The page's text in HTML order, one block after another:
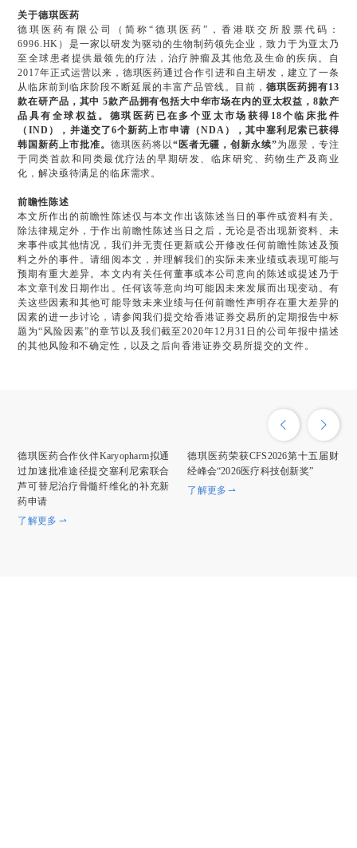
关于德琪医药
德琪医药有限公司（简称“德琪医药”，香港联交所股票代码：
6996.HK）是一家以研发为驱动的生物制药领先企业，致力于为亚太乃
至全球患者提供最领先的疗法，治疗肿瘤及其他危及生命的疾病。自
2017年正式运营以来，德琪医药通过合作引进和自主研发，建立了一条
从临床前到临床阶段不断延展的丰富产品管线。目前， 德琪医药拥有13
款在研产品，其中 5款产品拥有包括大中华市场在内的亚太权益，8款产
品具有全球权益。德琪医药已在多个亚太市场获得18个临床批件
（IND），并递交了6个新药上市申请（NDA），其中塞利尼索已获得
韩国新药上市批准。德琪医药将以“医者无疆，创新永续”为愿景，专注
于同类首款和同类最优疗法的早期研发、临床研究、药物生产及商业
化，解决亟待满足的临床需求。
前瞻性陈述
本文所作出的前瞻性陈述仅与本文作出该陈述当日的事件或资料有关。
除法律规定外，于作出前瞻性陈述当日之后，无论是否出现新资料、未
来事件或其他情况，我们并无责任更新或公开修改任何前瞻性陈述及预
料之外的事件。请细阅本文，并理解我们的实际未来业绩或表现可能与
预期有重大差异。本文内有关任何董事或本公司意向的陈述或提述乃于
本文章刊发日期作出。任何该等意向均可能因未来发展而出现变动。有
关这些因素和其他可能导致未来业绩与任何前瞻性声明存在重大差异的
因素的进一步讨论，请参阅我们提交给香港证券交易所的定期报告中标
题为“风险因素”的章节以及我们截至2020年12月31日的公司年报中描述
的其他风险和不确定性，以及之后向香港证券交易所提交的文件。
德琪医药合作伙伴Karyopharm拟通
过加速批准途径提交塞利尼索联合
芦可替尼治疗骨髓纤维化的补充新
药申请
了解更多
德琪医药荣获CFS2026第十五届财
经峰会“2026医疗科技创新奖”
了解更多